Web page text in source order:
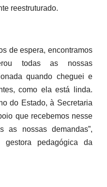
reestruturado.
de espera, encontramos
todas as nossas
quando cheguei e
como ela está linda.
do Estado, à Secretaria
que recebemos nesse
as nossas demandas”,
gestora pedagógica da